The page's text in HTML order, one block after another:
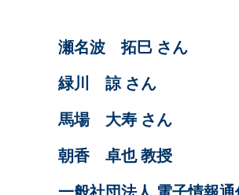
瀬名波 拓巳 さん
緑川 諒 さん
馬場 大寿 さん
朝香 卓也 教授